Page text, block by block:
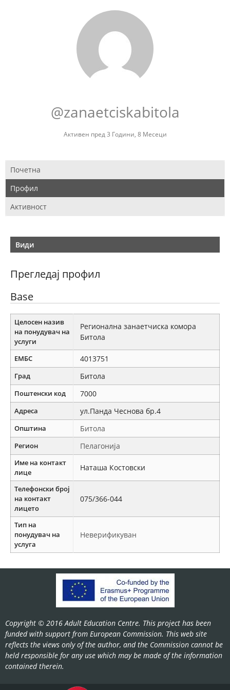
@zanaetciskabitola
Активен пред 3 Години, 8 Месеци
Почетна
Профил
Активност
Види
Прегледај профил
Base
Целосен назив
на понудувач на
услуги
Регионална занаетчиска комора
Битола
ЕМБС 4013751
Град Битола
Поштенски код 7000
Адреса ул.Панда Чеснова бр.4
Општина Битола
Регион Пелагонија
Име на контакт
лице
Наташа Костовски
Телефонски број
на контакт
лицето
075/366-044
Тип на
понудувач на
услуга
Неверификуван
Copyright © 2016 Adult Education Centre. This project has been
funded with support from European Commission. This web site
reflects the views only of the author, and the Commission cannot be
held responsible for any use which may be made of the information
contained therein.